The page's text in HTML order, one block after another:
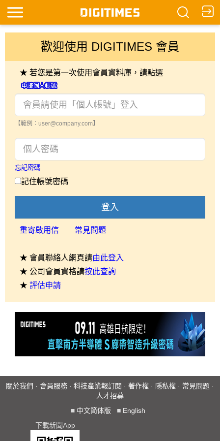
歡迎使用 DIGITIMES 會員
★ 若您是第一次使用會員資料庫，請點選
【範例：user@company.com】
忘記密碼
記住帳號密碼
登入
重寄啟用信 常見問題
★ 會員聯絡人網頁請由此登入
★ 公司會員資格請按此查詢
★ 評估申請
關於我們 · 會員服務 · 科技產業報訂閱 · 著作權 · 隱私權 · 常見問題 ·
人才招募
■ 中文简体版 ■ English
下載新聞App